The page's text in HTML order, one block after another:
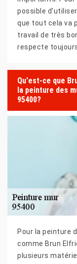
possible
que tout cela va
travail de très
respecte
Qu'est-ce que
la peinture des
95400?
Pour la peinture
comme Brun
plusieurs